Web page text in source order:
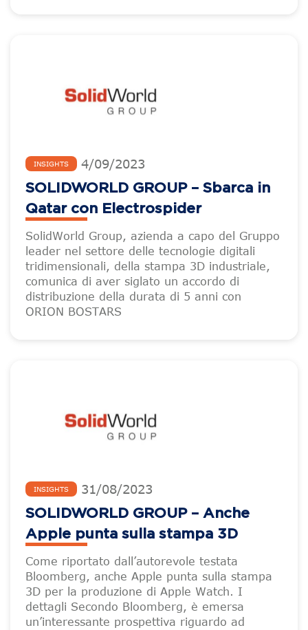
INSIGHTS 4/09/2023
SOLIDWORLD GROUP – Sbarca in
Qatar con Electrospider
SolidWorld Group, azienda a capo del Gruppo
leader nel settore delle tecnologie digitali
tridimensionali, della stampa 3D industriale,
comunica di aver siglato un accordo di
distribuzione della durata di 5 anni con
ORION BOSTARS
INSIGHTS 31/08/2023
SOLIDWORLD GROUP – Anche
Apple punta sulla stampa 3D
Come riportato dall’autorevole testata
Bloomberg, anche Apple punta sulla stampa
3D per la produzione di Apple Watch. I
dettagli Secondo Bloomberg, è emersa
un’interessante prospettiva riguardo ad